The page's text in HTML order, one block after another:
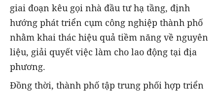
giai đoạn kêu gọi nhà đầu tư hạ tầng, định
hướng phát triển cụm công nghiệp thành phố
nhằm khai thác hiệu quả tiềm năng về nguyên
liệu, giải quyết việc làm cho lao động tại địa
phương.
Đồng thời, thành phố tập trung phối hợp triển